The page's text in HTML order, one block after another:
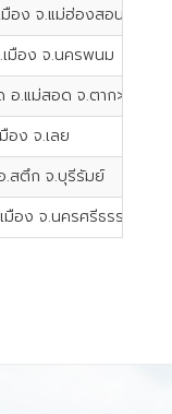
อง จ.แม่ฮ่องสอน
เมือง จ.นครพนม
อ.แม่สอด จ.ตาก>
มือง จ.เลย
.สตึก จ.บุรีรัมย์
มือง จ.นครศรีธรรมร